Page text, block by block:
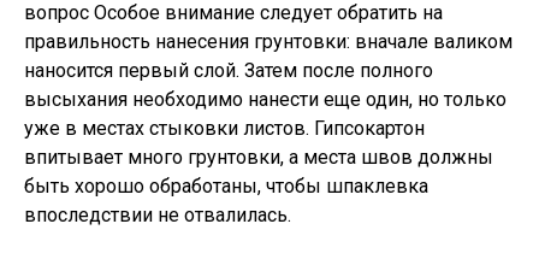
вопрос Особое внимание следует обратить на
правильность нанесения грунтовки: вначале валиком
наносится первый слой. Затем после полного
высыхания необходимо нанести еще один, но только
уже в местах стыковки листов. Гипсокартон
впитывает много грунтовки, а места швов должны
быть хорошо обработаны, чтобы шпаклевка
впоследствии не отвалилась.